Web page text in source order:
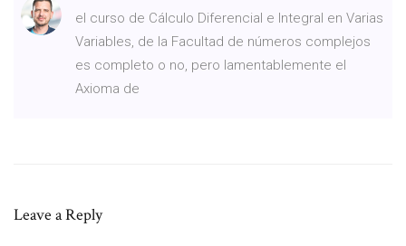
el curso de Cálculo Diferencial e Integral en Varias
Variables, de la Facultad de números complejos
es completo o no, pero lamentablemente el
Axioma de
Leave a Reply